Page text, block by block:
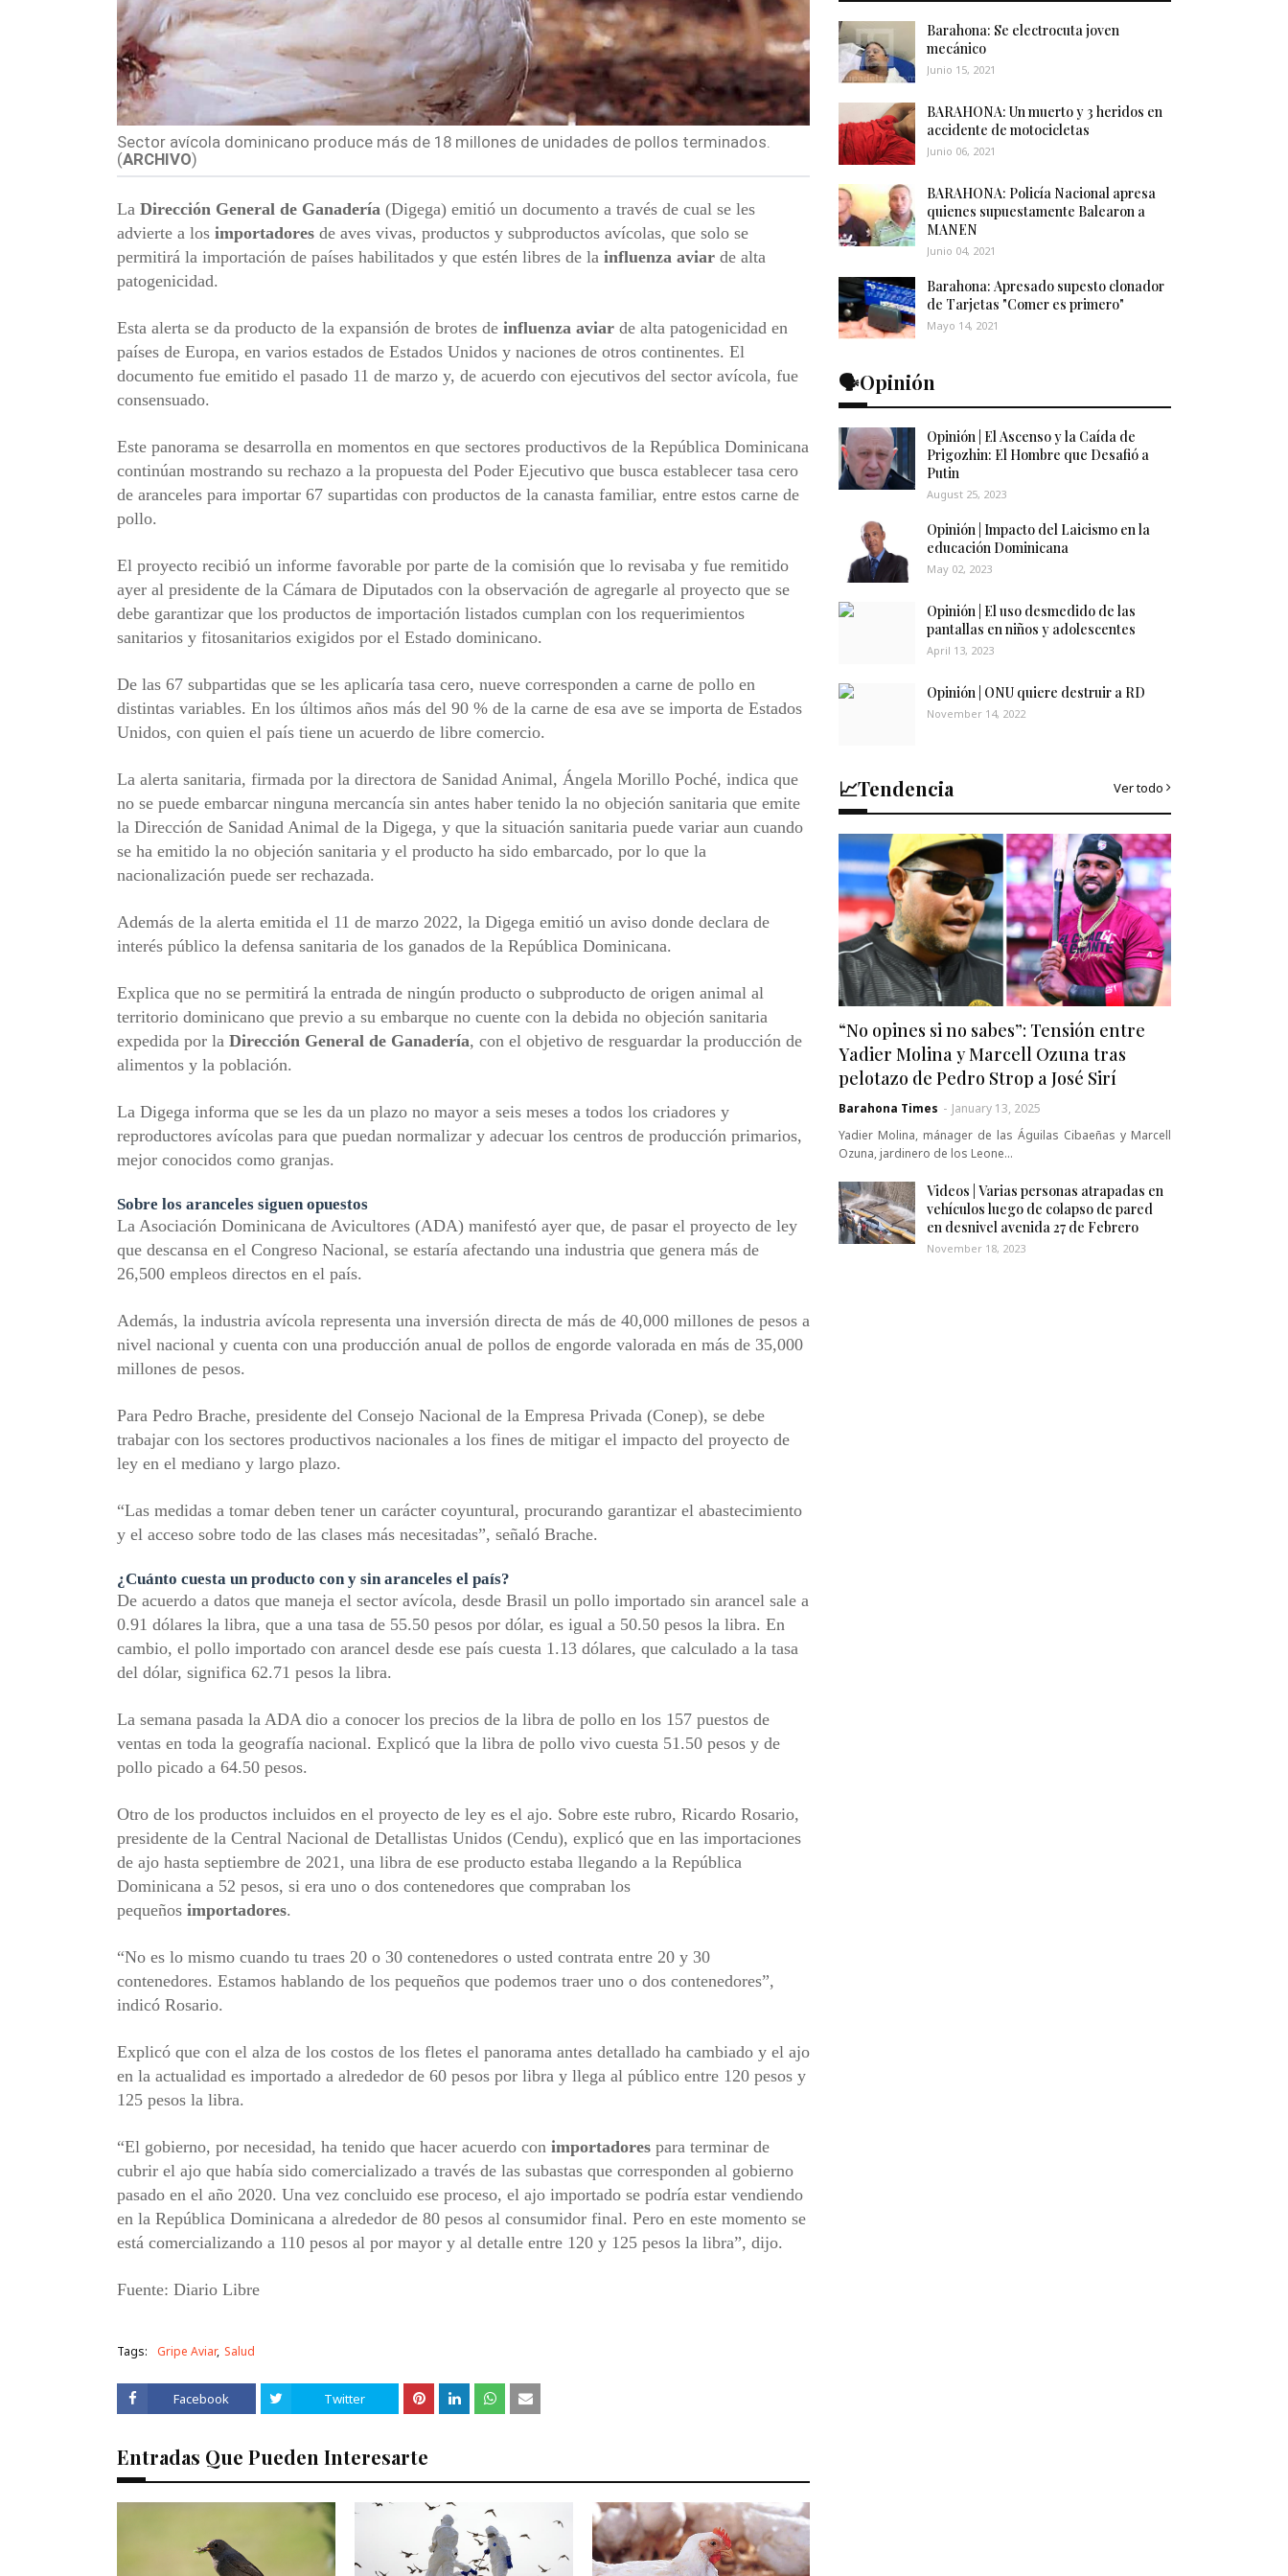
Sector avícola dominicano produce más de 18 millones de unidades de pollos terminados.
(ARCHIVO)
La Dirección General de Ganadería (Digega) emitió un documento a través de cual se les
advierte a los importadores de aves vivas, productos y subproductos avícolas, que solo se
permitirá la importación de países habilitados y que estén libres de la influenza aviar de alta
patogenicidad.
Esta alerta se da producto de la expansión de brotes de influenza aviar de alta patogenicidad en
países de Europa, en varios estados de Estados Unidos y naciones de otros continentes. El
documento fue emitido el pasado 11 de marzo y, de acuerdo con ejecutivos del sector avícola, fue
consensuado.
Este panorama se desarrolla en momentos en que sectores productivos de la República Dominicana
continúan mostrando su rechazo a la propuesta del Poder Ejecutivo que busca establecer tasa cero
de aranceles para importar 67 supartidas con productos de la canasta familiar, entre estos carne de
pollo.
El proyecto recibió un informe favorable por parte de la comisión que lo revisaba y fue remitido
ayer al presidente de la Cámara de Diputados con la observación de agregarle al proyecto que se
debe garantizar que los productos de importación listados cumplan con los requerimientos
sanitarios y fitosanitarios exigidos por el Estado dominicano.
De las 67 subpartidas que se les aplicaría tasa cero, nueve corresponden a carne de pollo en
distintas variables. En los últimos años más del 90 % de la carne de esa ave se importa de Estados
Unidos, con quien el país tiene un acuerdo de libre comercio.
La alerta sanitaria, firmada por la directora de Sanidad Animal, Ángela Morillo Poché, indica que
no se puede embarcar ninguna mercancía sin antes haber tenido la no objeción sanitaria que emite
la Dirección de Sanidad Animal de la Digega, y que la situación sanitaria puede variar aun cuando
se ha emitido la no objeción sanitaria y el producto ha sido embarcado, por lo que la
nacionalización puede ser rechazada.
Además de la alerta emitida el 11 de marzo 2022, la Digega emitió un aviso donde declara de
interés público la defensa sanitaria de los ganados de la República Dominicana.
Explica que no se permitirá la entrada de ningún producto o subproducto de origen animal al
territorio dominicano que previo a su embarque no cuente con la debida no objeción sanitaria
expedida por la Dirección General de Ganadería, con el objetivo de resguardar la producción de
alimentos y la población.
La Digega informa que se les da un plazo no mayor a seis meses a todos los criadores y
reproductores avícolas para que puedan normalizar y adecuar los centros de producción primarios,
mejor conocidos como granjas.
Sobre los aranceles siguen opuestos
La Asociación Dominicana de Avicultores (ADA) manifestó ayer que, de pasar el proyecto de ley
que descansa en el Congreso Nacional, se estaría afectando una industria que genera más de
26,500 empleos directos en el país.
Además, la industria avícola representa una inversión directa de más de 40,000 millones de pesos a
nivel nacional y cuenta con una producción anual de pollos de engorde valorada en más de 35,000
millones de pesos.
Para Pedro Brache, presidente del Consejo Nacional de la Empresa Privada (Conep), se debe
trabajar con los sectores productivos nacionales a los fines de mitigar el impacto del proyecto de
ley en el mediano y largo plazo.
“Las medidas a tomar deben tener un carácter coyuntural, procurando garantizar el abastecimiento
y el acceso sobre todo de las clases más necesitadas”, señaló Brache.
¿Cuánto cuesta un producto con y sin aranceles el país?
De acuerdo a datos que maneja el sector avícola, desde Brasil un pollo importado sin arancel sale a
0.91 dólares la libra, que a una tasa de 55.50 pesos por dólar, es igual a 50.50 pesos la libra. En
cambio, el pollo importado con arancel desde ese país cuesta 1.13 dólares, que calculado a la tasa
del dólar, significa 62.71 pesos la libra.
La semana pasada la ADA dio a conocer los precios de la libra de pollo en los 157 puestos de
ventas en toda la geografía nacional. Explicó que la libra de pollo vivo cuesta 51.50 pesos y de
pollo picado a 64.50 pesos.
Otro de los productos incluidos en el proyecto de ley es el ajo. Sobre este rubro, Ricardo Rosario,
presidente de la Central Nacional de Detallistas Unidos (Cendu), explicó que en las importaciones
de ajo hasta septiembre de 2021, una libra de ese producto estaba llegando a la República
Dominicana a 52 pesos, si era uno o dos contenedores que compraban los
pequeños importadores.
“No es lo mismo cuando tu traes 20 o 30 contenedores o usted contrata entre 20 y 30
contenedores. Estamos hablando de los pequeños que podemos traer uno o dos contenedores”,
indicó Rosario.
Explicó que con el alza de los costos de los fletes el panorama antes detallado ha cambiado y el ajo
en la actualidad es importado a alrededor de 60 pesos por libra y llega al público entre 120 pesos y
125 pesos la libra.
“El gobierno, por necesidad, ha tenido que hacer acuerdo con importadores para terminar de
cubrir el ajo que había sido comercializado a través de las subastas que corresponden al gobierno
pasado en el año 2020. Una vez concluido ese proceso, el ajo importado se podría estar vendiendo
en la República Dominicana a alrededor de 80 pesos al consumidor final. Pero en este momento se
está comercializando a 110 pesos al por mayor y al detalle entre 120 y 125 pesos la libra”, dijo.
Fuente: Diario Libre
Tags: Gripe Aviar Salud
Facebook Twitter
Entradas Que Pueden Interesarte
Barahona: Se electrocuta joven
mecánico
Junio 15, 2021
BARAHONA: Un muerto y 3 heridos en
accidente de motocicletas
Junio 06, 2021
BARAHONA: Policía Nacional apresa
quienes supuestamente Balearon a
MANEN
Junio 04, 2021
Barahona: Apresado supesto clonador
de Tarjetas "Comer es primero"
Mayo 14, 2021
🗣️Opinión
Opinión | El Ascenso y la Caída de
Prigozhin: El Hombre que Desafió a
Putin
August 25, 2023
Opinión | Impacto del Laicismo en la
educación Dominicana
May 02, 2023
Opinión | El uso desmedido de las
pantallas en niños y adolescentes
April 13, 2023
Opinión | ONU quiere destruir a RD
November 14, 2022
📈Tendencia Ver todo
“No opines si no sabes”: Tensión entre
Yadier Molina y Marcell Ozuna tras
pelotazo de Pedro Strop a José Sirí
Barahona Times - January 13, 2025
Yadier Molina, mánager de las Águilas Cibaeñas y Marcell
Ozuna, jardinero de los Leone…
Videos | Varias personas atrapadas en
vehículos luego de colapso de pared
en desnivel avenida 27 de Febrero
November 18, 2023